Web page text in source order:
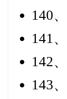
140、
141、
142、
143、